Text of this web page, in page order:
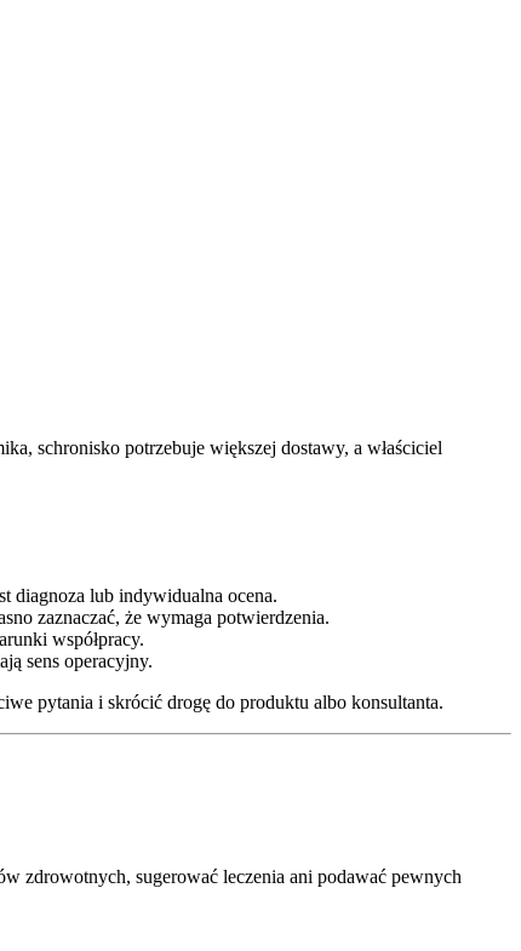
schronisko potrzebuje większej dostawy, a właściciel
diagnoza lub indywidualna ocena.
zaznaczać, że wymaga potwierdzenia.
współpracy.
sens operacyjny.
pytania i skrócić drogę do produktu albo konsultanta.
zdrowotnych, sugerować leczenia ani podawać pewnych